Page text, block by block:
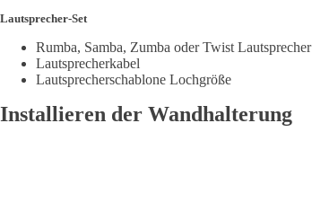
Lautsprecher-Set
Rumba, Samba, Zumba oder Twist Lautsprecher
Lautsprecherkabel
Lautsprecherschablone Lochgröße
Installieren der Wandhalterung